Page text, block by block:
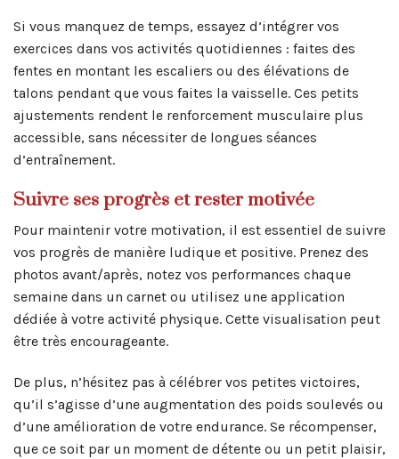
Si vous manquez de temps, essayez d’intégrer vos
exercices dans vos activités quotidiennes : faites des
fentes en montant les escaliers ou des élévations de
talons pendant que vous faites la vaisselle. Ces petits
ajustements rendent le renforcement musculaire plus
accessible, sans nécessiter de longues séances
d’entraînement.
Suivre ses progrès et rester motivée
Pour maintenir votre motivation, il est essentiel de suivre
vos progrès de manière ludique et positive. Prenez des
photos avant/après, notez vos performances chaque
semaine dans un carnet ou utilisez une application
dédiée à votre activité physique. Cette visualisation peut
être très encourageante.
De plus, n’hésitez pas à célébrer vos petites victoires,
qu’il s’agisse d’une augmentation des poids soulevés ou
d’une amélioration de votre endurance. Se récompenser,
que ce soit par un moment de détente ou un petit plaisir,